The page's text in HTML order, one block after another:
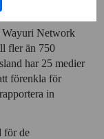
information
Wayuri Network
fler än 750
har 25 medier
förenkla för
in
för de